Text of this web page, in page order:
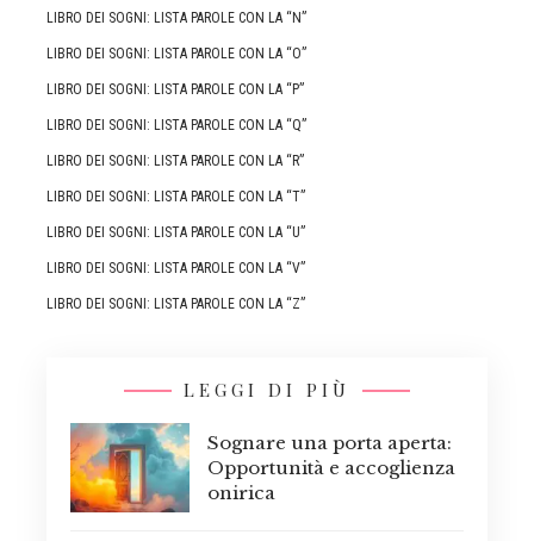
LIBRO DEI SOGNI: LISTA PAROLE CON LA “N”
LIBRO DEI SOGNI: LISTA PAROLE CON LA “O”
LIBRO DEI SOGNI: LISTA PAROLE CON LA “P”
LIBRO DEI SOGNI: LISTA PAROLE CON LA “Q”
LIBRO DEI SOGNI: LISTA PAROLE CON LA “R”
LIBRO DEI SOGNI: LISTA PAROLE CON LA “T”
LIBRO DEI SOGNI: LISTA PAROLE CON LA “U”
LIBRO DEI SOGNI: LISTA PAROLE CON LA “V”
LIBRO DEI SOGNI: LISTA PAROLE CON LA “Z”
LEGGI DI PIÙ
Sognare una porta aperta:
Opportunità e accoglienza
onirica